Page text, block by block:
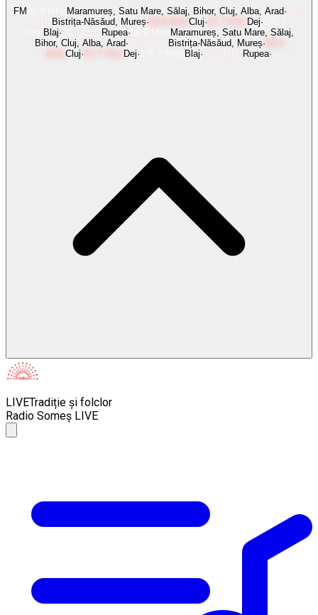
FM Maramureș, Satu Mare, Sălaj, Bihor, Cluj, Alba, Arad·
Bistrița-Năsăud, Mureș· Cluj· Dej·
Blaj· Rupea·
Maramureș, Satu Mare, Sălaj,
Bihor, Cluj, Alba, Arad· Bistrița-Năsăud, Mureș·
Cluj· Dej· Blaj· Rupea·
LIVETradiție și folclor
Radio Someș LIVE